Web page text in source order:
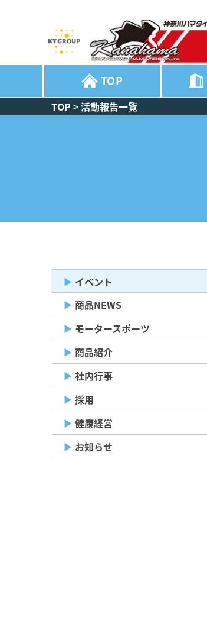
TOP
TOP >活動報告一覧
イベント
商品NEWS
モータースポーツ
商品紹介
社内行事
採用
健康経営
お知らせ